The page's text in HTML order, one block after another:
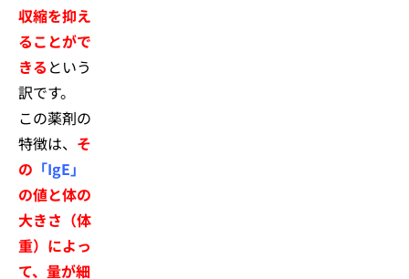
収縮を抑え
ることがで
きる という
訳です。
この薬剤の
特徴は、 そ
の 「IgE」
の値と体の
大きさ（体
重）によっ
て、量が細